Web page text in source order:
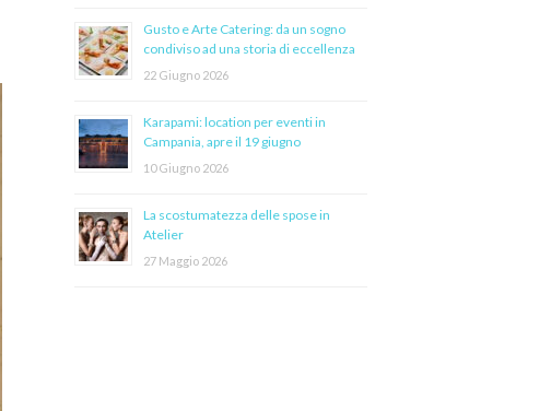
Gusto e Arte Catering: da un sogno
condiviso ad una storia di eccellenza
22 Giugno 2026
Karapami: location per eventi in
Campania, apre il 19 giugno
10 Giugno 2026
La scostumatezza delle spose in
Atelier
27 Maggio 2026